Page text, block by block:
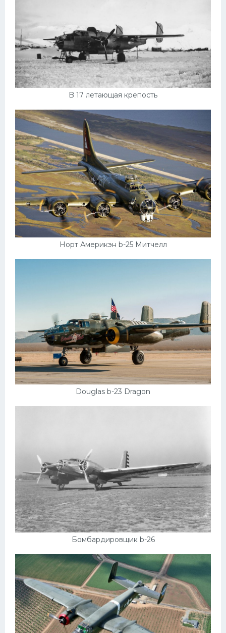
B 17 летающая крепость
Норт Америкэн b-25 Митчелл
Douglas b-23 Dragon
Бомбардировщик b-26